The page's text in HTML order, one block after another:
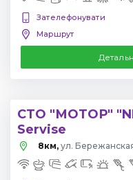
Зателефонувати
Маршрут
СТО "МОТОР"
Servise
8км, ул.